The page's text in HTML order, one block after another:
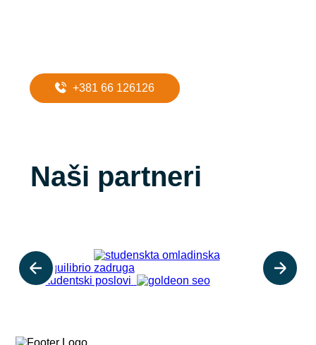
+381 66 126126
Naši partneri